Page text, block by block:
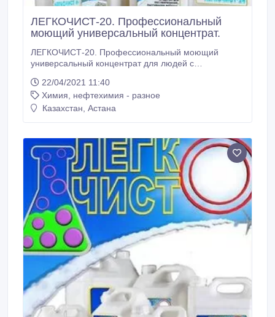
ЛЕГКОЧИСТ-20. Профессиональный
моющий универсальный концентрат.
ЛЕГКОЧИСТ-20. Профессиональный моющий
универсальный концентрат для людей с
Предназначен для мытья посуды, хрусталя, зеркал,
мойки технологического оборудования и тары на
предприятиях пищевой индустрии, стеклотары,
материалов и плитки, линолеума, полов, ванн,
раковин.
22/04/2021 11:40
Химия, нефтехимия - разное
Казахстан, Астана